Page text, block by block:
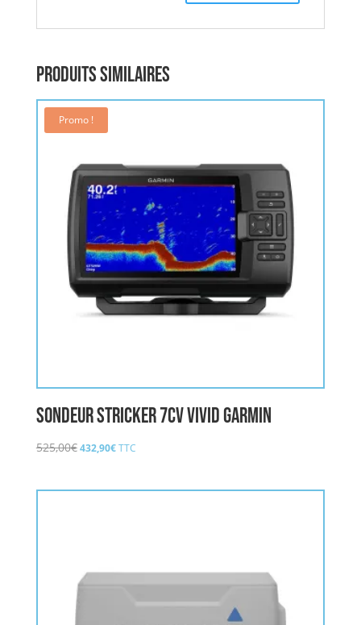
Produits similaires
Promo !
Sondeur Stricker 7cv Vivid GARMIN
525,00€ Le
était :
432,90€Le
est :
TTC